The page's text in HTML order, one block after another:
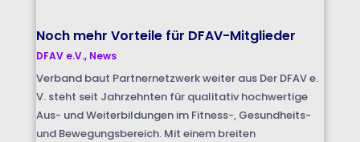
Noch mehr Vorteile für DFAV-Mitglieder
DFAV e.V., News
Verband baut Partnernetzwerk weiter aus Der DFAV e.
V. steht seit Jahrzehnten für qualitativ hochwertige
Aus- und Weiterbildungen im Fitness-, Gesundheits-
und Bewegungsbereich. Mit einem breiten